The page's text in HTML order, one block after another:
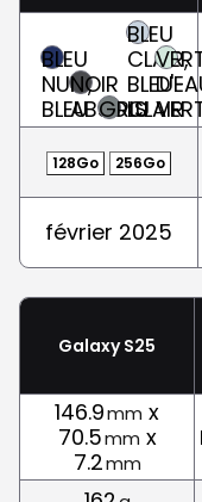
BLEU
NUIT,
BLEU
NOIR
ABSOLU
GRIS
BLEU
CLAIR,
BLEU-
CLAIR
128Go 256Go
février 2025
Galaxy S25
146.9mm x
70.5mm x
7.2mm